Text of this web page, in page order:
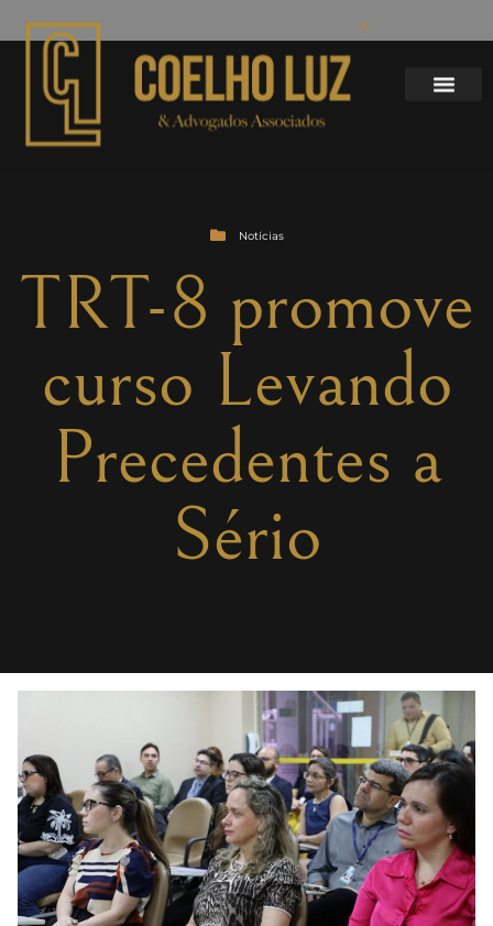
Notícias
TRT-8 promove
curso Levando
Precedentes a
Sério